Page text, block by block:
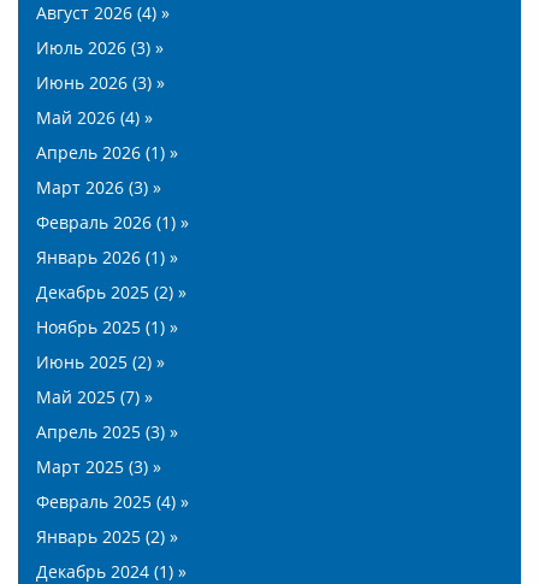
Август 2026 (4) »
Июль 2026 (3) »
Июнь 2026 (3) »
Май 2026 (4) »
Апрель 2026 (1) »
Март 2026 (3) »
Февраль 2026 (1) »
Январь 2026 (1) »
Декабрь 2025 (2) »
Ноябрь 2025 (1) »
Июнь 2025 (2) »
Май 2025 (7) »
Апрель 2025 (3) »
Март 2025 (3) »
Февраль 2025 (4) »
Январь 2025 (2) »
Декабрь 2024 (1) »